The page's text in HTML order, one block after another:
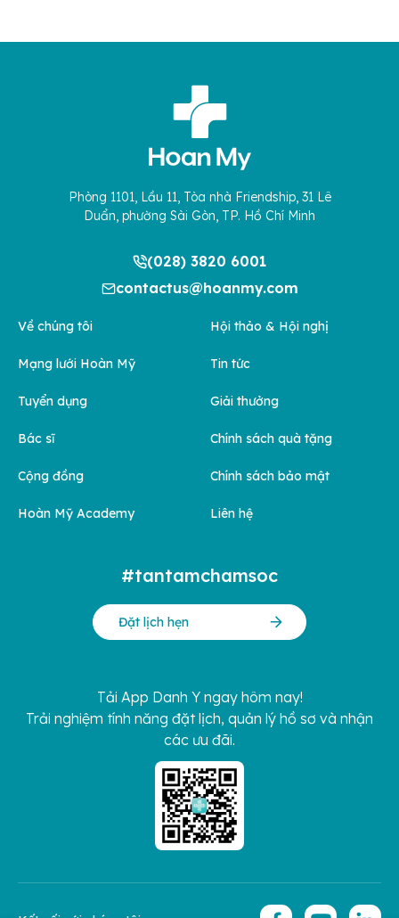
Phòng 1101, Lầu 11, Tòa nhà Friendship, 31 Lê
Duẩn, phường Sài Gòn, TP. Hồ Chí Minh
(028) 3820 6001
contactus@hoanmy.com
Về chúng tôi
Mạng lưới Hoàn Mỹ
Tuyển dụng
Bác sĩ
Cộng đồng
Hoàn Mỹ Academy
Hội thảo & Hội nghị
Tin tức
Giải thưởng
Chính sách quà tặng
Chính sách bảo mật
Liên hệ
#tantamchamsoc
Đặt lịch hẹn
Tải App Danh Y ngay hôm nay!
Trải nghiệm tính năng đặt lịch, quản lý hồ sơ và nhận
các ưu đãi.